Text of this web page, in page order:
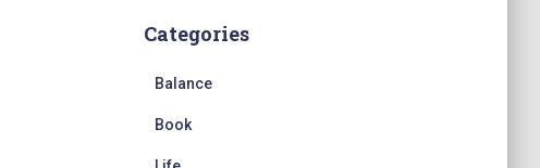
Categories
Balance
Book